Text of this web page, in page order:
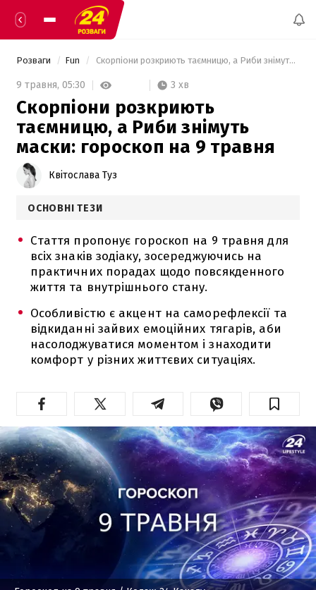
Розваги Fun Скорпіони розкриють таємницю, а Риби знімуть маски: гороскоп на 9 травня
9 травня, 05:30 3 хв
Скорпіони розкриють
таємницю, а Риби знімуть
маски: гороскоп на 9 травня
Квітослава Туз
ОСНОВНІ ТЕЗИ
Стаття пропонує гороскоп на 9 травня для
всіх знаків зодіаку, зосереджуючись на
практичних порадах щодо повсякденного
життя та внутрішнього стану.
Особливістю є акцент на саморефлексії та
відкиданні зайвих емоційних тягарів, аби
насолоджуватися моментом і знаходити
комфорт у різних життєвих ситуаціях.